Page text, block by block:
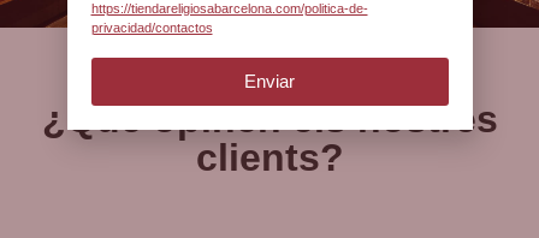
¿Què opinen els nostres
clients?
https://tiendareligiosabarcelona.com/politica-de-
privacidad/contactos
Enviar